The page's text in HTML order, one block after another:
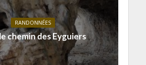
RANDONNÉES
chemin des Eyguiers